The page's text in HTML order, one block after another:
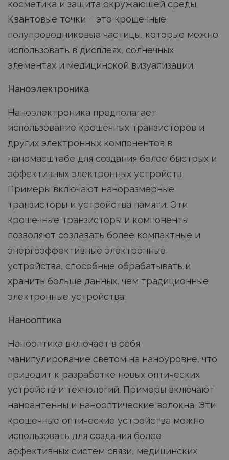
косметика и защита окружающей среды.
Квантовые точки – это крошечные
полупроводниковые частицы, которые можно
использовать в дисплеях, солнечных
элементах и медицинской визуализации.
Наноэлектроника
Наноэлектроника предполагает
использование крошечных транзисторов и
других электронных компонентов в
наномасштабе для создания более быстрых и
эффективных электронных устройств.
Примеры включают наноразмерные
транзисторы и устройства памяти. Эти
крошечные транзисторы и компоненты
позволяют создавать более компактные и
энергоэффективные электронные
устройства, способные обрабатывать и
хранить больше данных, чем традиционные
электронные устройства.
Нанооптика
Нанооптика включает в себя
манипулирование светом на наноуровне, что
приводит к разработке новых оптических
устройств и технологий. Примеры включают
наноантенны и нанооптические волокна. Эти
крошечные оптические устройства можно
использовать для создания более
эффективных систем связи, медицинских